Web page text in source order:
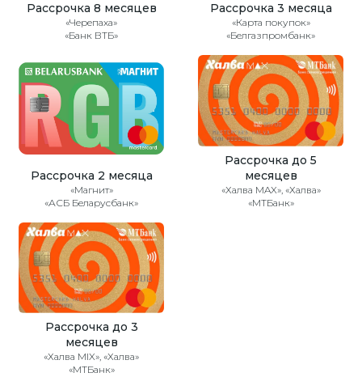
Рассрочка 8 месяцев
«Черепаха»
«Банк ВТБ»
Рассрочка 3 месяца
«Карта покупок»
«Белгазпромбанк»
Рассрочка 2 месяца
«Магнит»
«АСБ Беларусбанк»
Рассрочка до 5
месяцев
«Халва MAX», «Халва»
«МТБанк»
Рассрочка до 3
месяцев
«Халва MIX», «Халва»
«МТБанк»